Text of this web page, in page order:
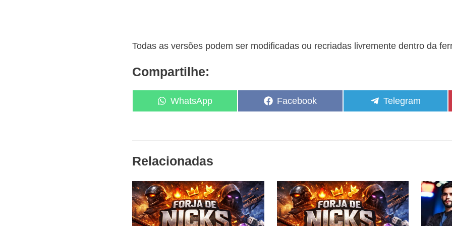
Todas as versões podem ser modificadas ou recriadas livremente dentro da
Compartilhe:
Share
on
WhatsApp
Share
on
Facebook
Share
on
Telegram
Relacionadas